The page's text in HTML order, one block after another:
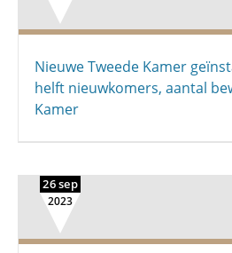
Nieuwe Tweede Kamer
helft nieuwkomers, aantal
Kamer
26 sep
2023